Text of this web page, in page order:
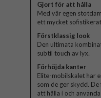
Gjort för att hålla
Med vår egen
ett mycket
Förstklassig look
Den ultimata
subtil touch av lyx.
Förhöjda kanter
Elite-mobilskalet har
som de ger skydd.
att hålla i och